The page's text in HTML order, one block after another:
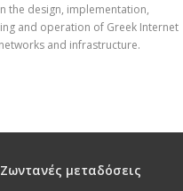
the design, implementation,
and operation of Greek Internet
and infrastructure.
μεταδόσεις